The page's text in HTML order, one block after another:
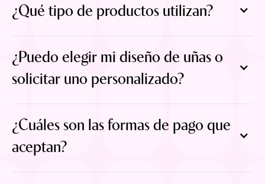
¿Qué tipo de productos utilizan?
¿Puedo elegir mi diseño de uñas o
solicitar uno personalizado?
¿Cuáles son las formas de pago que
aceptan?